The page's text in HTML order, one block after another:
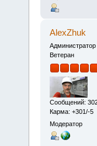
AlexZhuk
Администратор
Ветеран
Сообщений:
Карма: +301/-5
Модератор